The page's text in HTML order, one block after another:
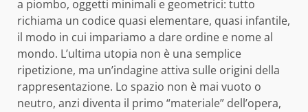
a piombo, oggetti minimali e geometrici: tutto
richiama un codice quasi elementare, quasi infantile,
il modo in cui impariamo a dare ordine e nome al
mondo. L’ultima utopia non è una semplice
ripetizione, ma un’indagine attiva sulle origini della
rappresentazione. Lo spazio non è mai vuoto o
neutro, anzi diventa il primo “materiale” dell’opera,